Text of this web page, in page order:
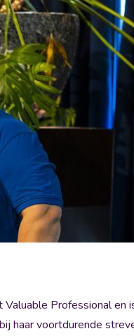
Professional en
haar voortdurende